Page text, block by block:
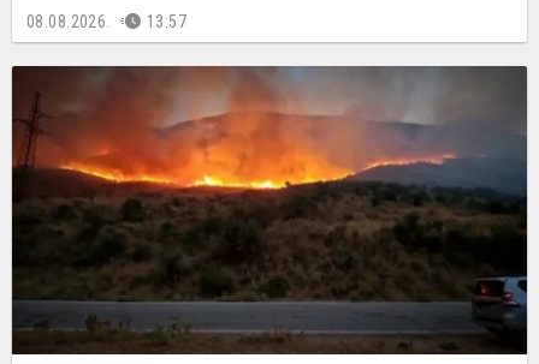
08.08.2026. 13:57